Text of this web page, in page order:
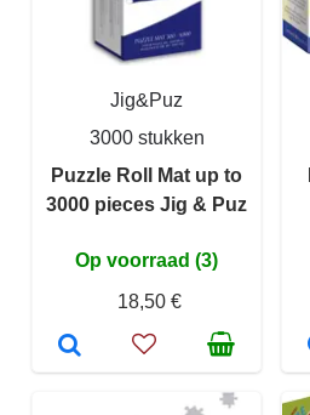
Jig&Puz
3000 stukken
Puzzle Roll Mat up to
3000 pieces Jig & Puz
Op voorraad (3)
18,50 €